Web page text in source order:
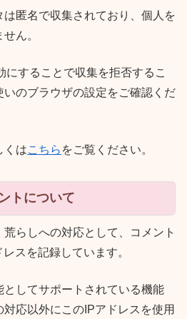
匿名で収集されており、個人を
ん。
にすることで収集を拒否するこ
いのブラウザの設定をご確認くだ
くはこちら をご覧ください。
トについて
らしへの対応として、コメント
スを記録しています。
としてサポートされている機能
応以外にこのIPアドレスを使用